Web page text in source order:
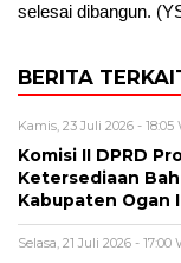
selesai dibangun.
BERITA
Kamis, 23 Juli 2026 - 18:05
Komisi II DPRD
Ketersediaan
Kabupaten Ogan
Selasa, 21 Juli 2026 - 17:00